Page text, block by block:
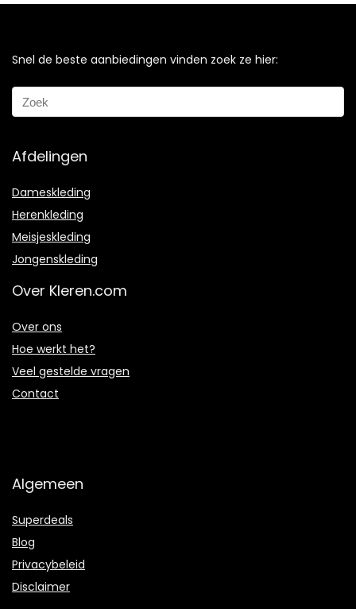
Snel de beste aanbiedingen vinden zoek ze hier:
Afdelingen
Dameskleding
Herenkleding
Meisjeskleding
Jongenskleding
Over Kleren.com
Over ons
Hoe werkt het?
Veel gestelde vragen
Contact
Algemeen
Superdeals
Blog
Privacybeleid
Disclaimer